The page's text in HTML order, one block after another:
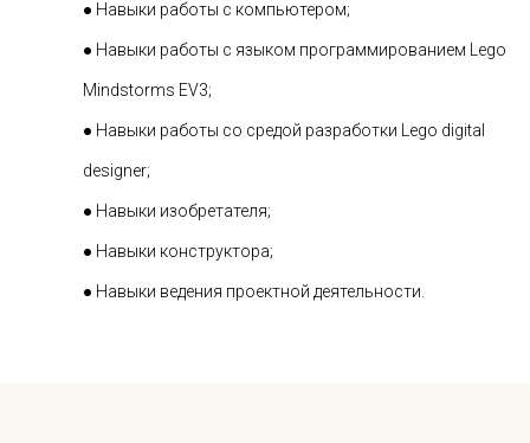
● Навыки работы с компьютером;
● Навыки работы с языком программированием Lego
Mindstorms EV3;
● Навыки работы со средой разработки Lego digital
designer;
● Навыки изобретателя;
● Навыки конструктора;
● Навыки ведения проектной деятельности.